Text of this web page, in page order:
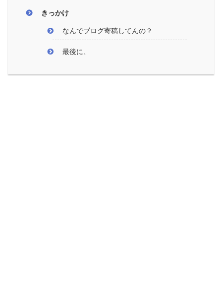
きっかけ
なんでブログ寄稿してんの？
最後に、